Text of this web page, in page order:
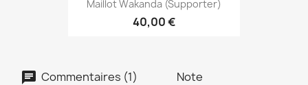
Maillot Wakanda (supporter)
40,00 €
Commentaires (1) Note